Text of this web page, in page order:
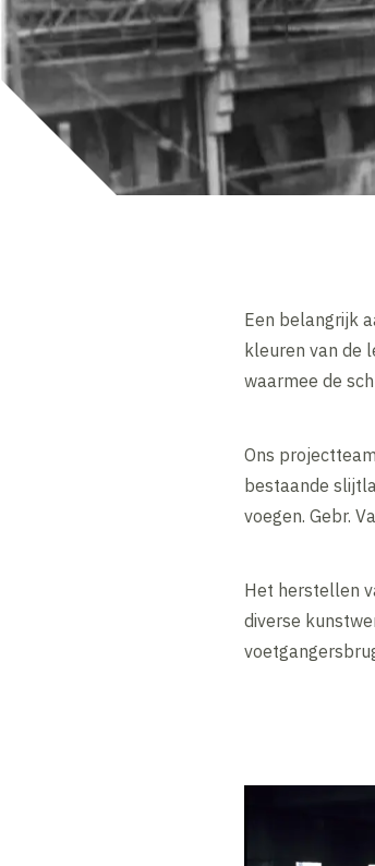
Een belangrijk
kleuren van de
waarmee de
Ons
bestaande
voegen. Gebr.
Het herstellen
diverse